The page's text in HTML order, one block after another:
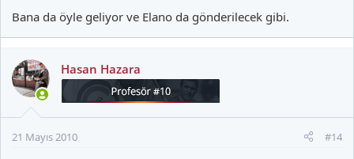
Bana da öyle geliyor ve Elano da gönderilecek gibi.
Hasan Hazara
21 Mayıs 2010 #14